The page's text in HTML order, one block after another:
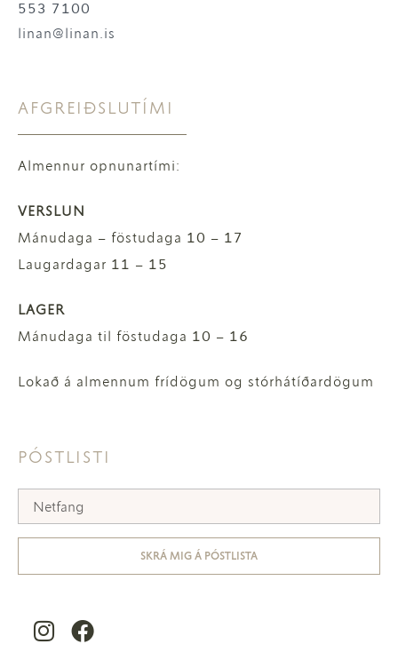
553 7100
linan@linan.is
AFGREIÐSLUTÍMI
Almennur opnunartími:
VERSLUN
Mánudaga – föstudaga 10 – 17
Laugardagar 11 – 15
LAGER
Mánudaga til föstudaga 10 – 16
Lokað á almennum frídögum og stórhátíðardögum
PÓSTLISTI
SKRÁ MIG Á PÓSTLISTA